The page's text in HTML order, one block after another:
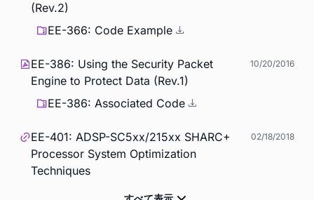
(Rev.2)
EE-366: Code Example
EE-386: Using the Security Packet
Engine to Protect Data (Rev.1)
10/20/2016
EE-386: Associated Code
EE-401: ADSP-SC5xx/215xx SHARC+
Processor System Optimization
Techniques
02/18/2018